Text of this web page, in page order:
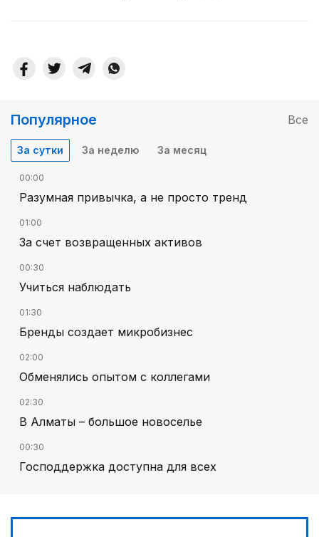
Популярное Все
За сутки За неделю За месяц
00:00
Разумная привычка, а не просто тренд
01:00
За счет возвращенных активов
00:30
Учиться наблюдать
01:30
Бренды создает микробизнес
02:00
Обменялись опытом с коллегами
02:30
В Алматы – большое новоселье
00:30
Господдержка доступна для всех